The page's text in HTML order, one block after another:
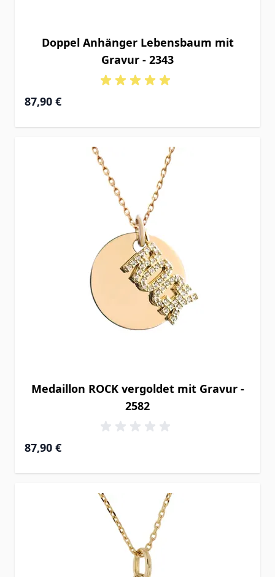
Doppel Anhänger Lebensbaum mit
Gravur - 2343
87,90 €
Medaillon ROCK vergoldet mit Gravur -
2582
87,90 €